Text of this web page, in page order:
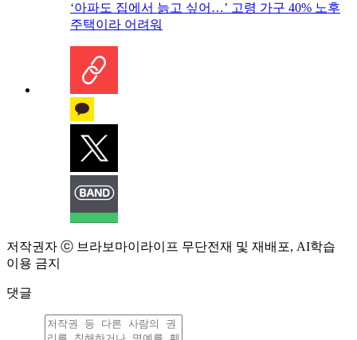
‘아파도 집에서 늙고 싶어…’ 고령 가구 40% 노후
주택이라 어려워
저작권자 ⓒ 브라보마이라이프 무단전재 및 재배포, AI학습
이용 금지
댓글